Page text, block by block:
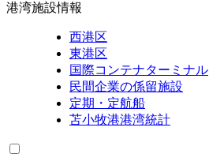
港湾施設情報
西港区
東港区
国際コンテナターミナル
民間企業の係留施設
定期・定航船
苫小牧港港湾統計